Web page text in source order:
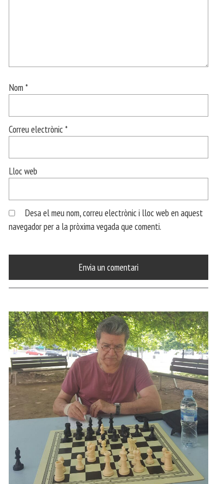
Nom *
Correu electrònic *
Lloc web
Desa el meu nom, correu electrònic i lloc web en aquest
navegador per a la pròxima vegada que comenti.